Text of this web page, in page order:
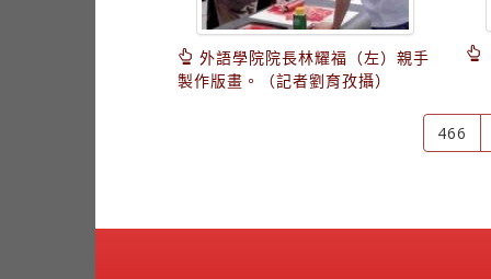
外語學院院長林耀福（左）親手
製作版畫。（記者劉育孜攝）
466